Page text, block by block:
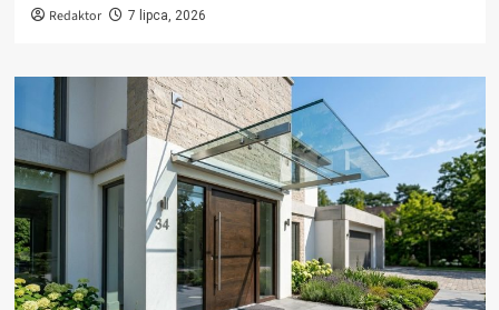
Redaktor 7 lipca, 2026